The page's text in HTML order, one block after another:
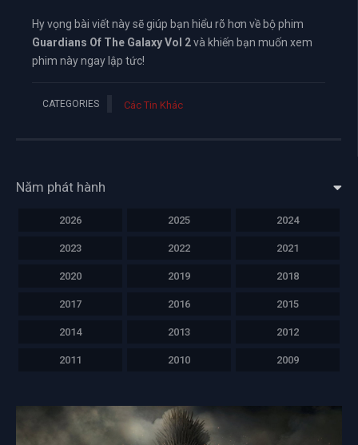
Hy vọng bài viết này sẽ giúp bạn hiểu rõ hơn về bộ phim
Guardians Of The Galaxy Vol 2và khiến bạn muốn xem
phim này ngay lập tức!
CATEGORIES Các Tin Khác
Năm phát hành
2026 2025 2024
2023 2022 2021
2020 2019 2018
2017 2016 2015
2014 2013 2012
2011 2010 2009